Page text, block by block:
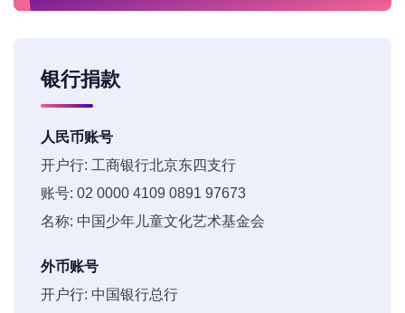
银行捐款
人民币账号
开户行: 工商银行北京东四支行
账号: 02 0000 4109 0891 97673
名称: 中国少年儿童文化艺术基金会
外币账号
开户行: 中国银行总行